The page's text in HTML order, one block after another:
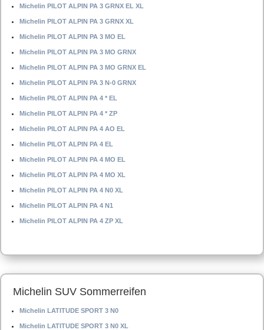
Michelin PILOT ALPIN PA 3 GRNX EL XL
Michelin PILOT ALPIN PA 3 GRNX XL
Michelin PILOT ALPIN PA 3 MO EL
Michelin PILOT ALPIN PA 3 MO GRNX
Michelin PILOT ALPIN PA 3 MO GRNX EL
Michelin PILOT ALPIN PA 3 N-0 GRNX
Michelin PILOT ALPIN PA 4 * EL
Michelin PILOT ALPIN PA 4 * ZP
Michelin PILOT ALPIN PA 4 AO EL
Michelin PILOT ALPIN PA 4 EL
Michelin PILOT ALPIN PA 4 MO EL
Michelin PILOT ALPIN PA 4 MO XL
Michelin PILOT ALPIN PA 4 N0 XL
Michelin PILOT ALPIN PA 4 N1
Michelin PILOT ALPIN PA 4 ZP XL
Michelin SUV Sommerreifen
Michelin LATITUDE SPORT 3 N0
Michelin LATITUDE SPORT 3 N0 XL